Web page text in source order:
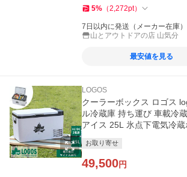
5% （2,272pt）
7日以内に発送（メーカー在庫）
山とアウトドアの店 山気分
最安値を見る
LOGOS
クーラーボックス ロゴス
ル冷蔵庫 持ち運び 車載冷
アイス 25L 氷点下電気冷蔵
お取り寄せ
49,500円